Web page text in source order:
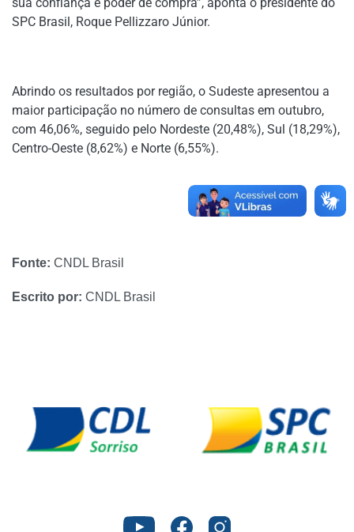
sua confiança e poder de compra”, aponta o presidente do
SPC Brasil, Roque Pellizzaro Júnior.
Abrindo os resultados por região, o Sudeste apresentou a
maior participação no número de consultas em outubro,
com 46,06%, seguido pelo Nordeste (20,48%), Sul (18,29%),
Centro‐Oeste (8,62%) e Norte (6,55%).
Fonte: CNDL Brasil
Escrito por: CNDL Brasil